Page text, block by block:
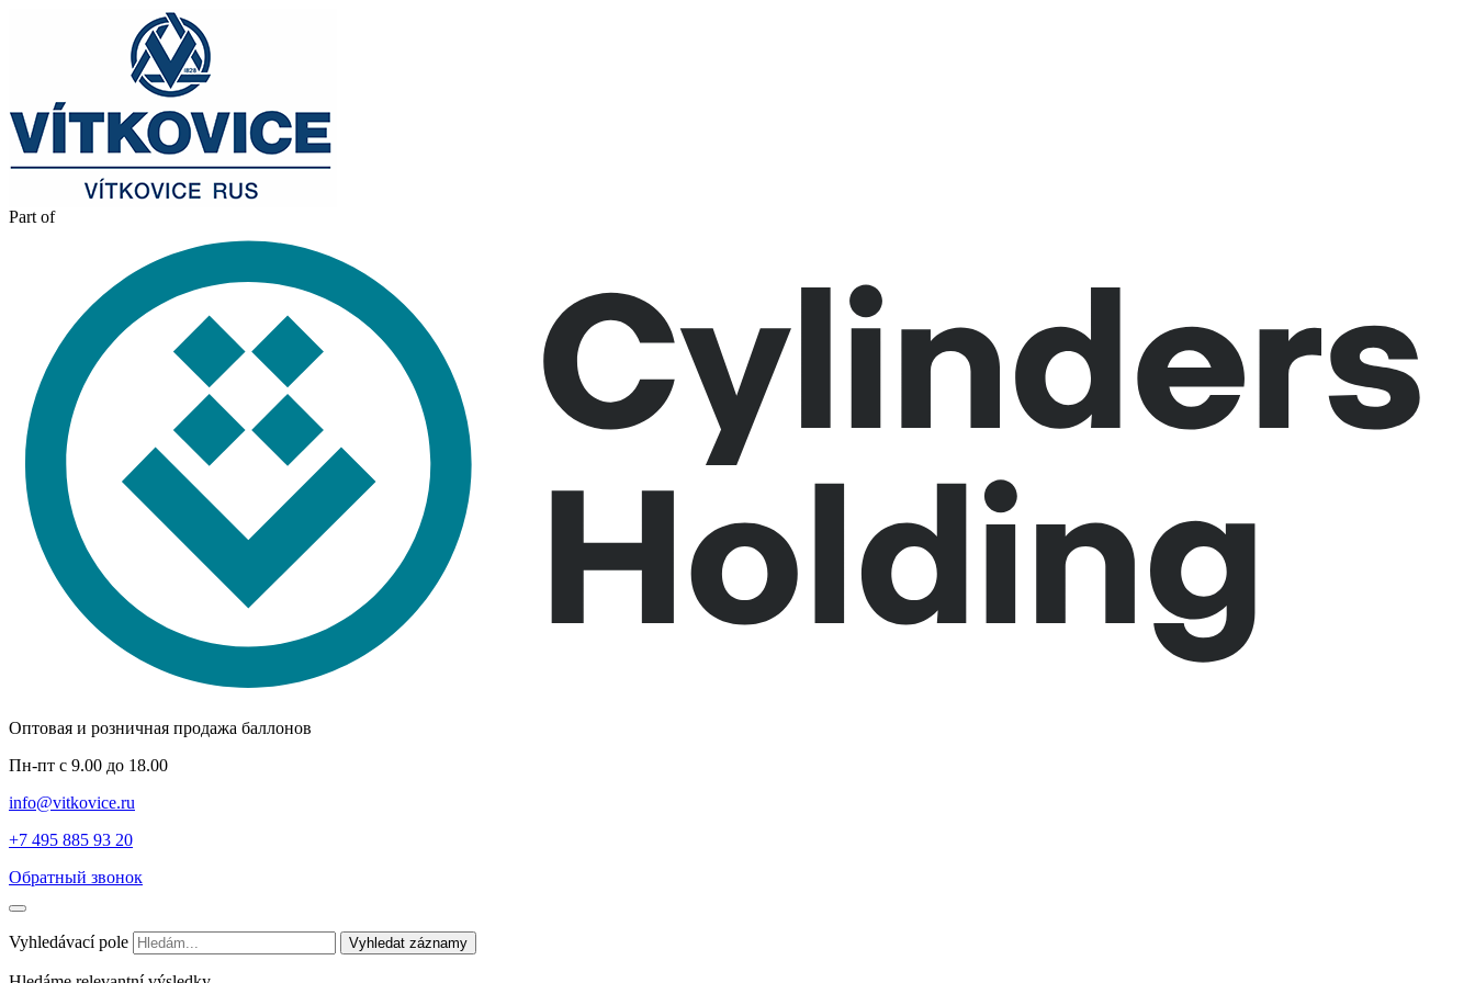
Part of
Оптовая и розничная продажа баллонов
Пн-пт с 9.00 до 18.00
info@vitkovice.ru
+7 495 885 93 20
Обратный звонок
Vyhledávací pole Vyhledat záznamy